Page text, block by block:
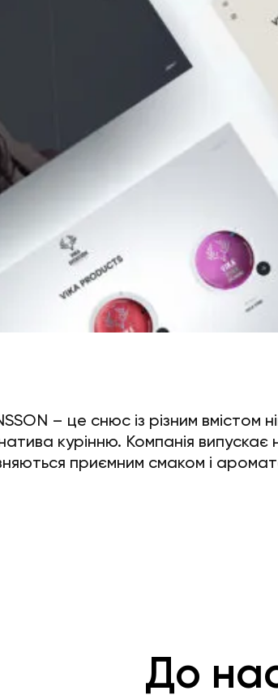
– це снюс із різним вмістом
курінню. Компанія випускає
приємним смаком і
До